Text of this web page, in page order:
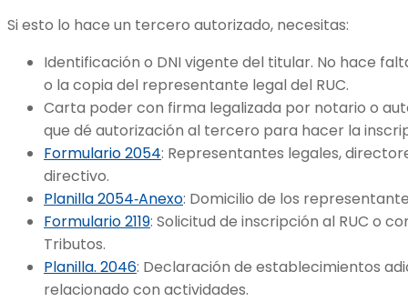
Si esto lo hace un tercero autorizado, necesitas:
Identificación o DNI vigente del titular. No hace
o la copia del representante legal del RUC.
Carta poder con firma legalizada por notario o
que dé autorización al tercero para hacer la
Formulario 2054: Representantes legales,
directivo.
Planilla 2054‐Anexo: Domicilio de los
Formulario 2119: Solicitud de inscripción al RUC o
Tributos.
Planilla. 2046: Declaración de establecimientos
relacionado con actividades.